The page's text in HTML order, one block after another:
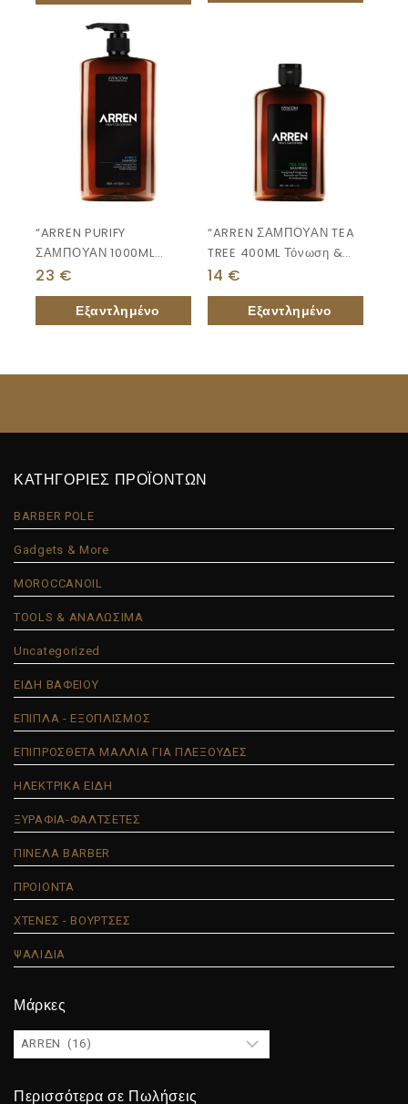
“ARREN PURIFY
ΣΑΜΠΟΥΑΝ 1000ML
Βαθύς Καθαρισμός &
Περιποίηση.”
23 €
“ARREN ΣΑΜΠΟΥΑΝ TEA
TREE 400ML Τόνωση &
Αναζωογόνηση.”
14 €
ΚΑΤΗΓΟΡΙΕΣ ΠΡΟΪΟΝΤΩΝ
BARBER POLE
Gadgets & More
MOROCCANOIL
TOOLS & ΑΝΑΛΩΣΙΜΑ
Uncategorized
ΕΙΔΗ ΒΑΦΕΙΟΥ
ΕΠΙΠΛΑ - ΕΞΟΠΛΙΣΜΟΣ
ΕΠΙΠΡΟΣΘΕΤΑ ΜΑΛΛΙΑ ΓΙΑ ΠΛΕΞΟΥΔΕΣ
ΗΛΕΚΤΡΙΚΑ ΕΙΔΗ
ΞΥΡΑΦΙΑ-ΦΑΛΤΣΕΤΕΣ
ΠΙΝΕΛΑ BARBER
ΠΡΟΙΟΝΤΑ
ΧΤΕΝΕΣ - ΒΟΥΡΤΣΕΣ
ΨΑΛΙΔΙΑ
Μάρκες
Περισσότερα σε Πωλήσεις